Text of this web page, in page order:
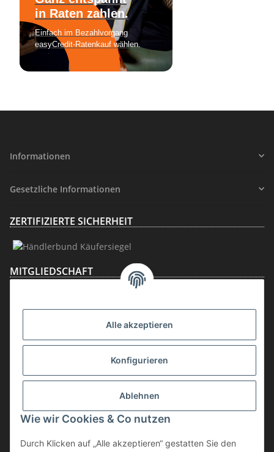
Alle akzeptieren
Konfigurieren
Ablehnen
Wie wir Cookies & Co nutzen
Durch Klicken auf „Alle akzeptieren“ gestatten Sie den
Informationen
Gesetzliche Informationen
ZERTIFIZIERTE SICHERHEIT
MITGLIEDSCHAFT
Vertrag widerrufen
Die Ware unterliegt der Differenzbesteuerung. Daher wird die im